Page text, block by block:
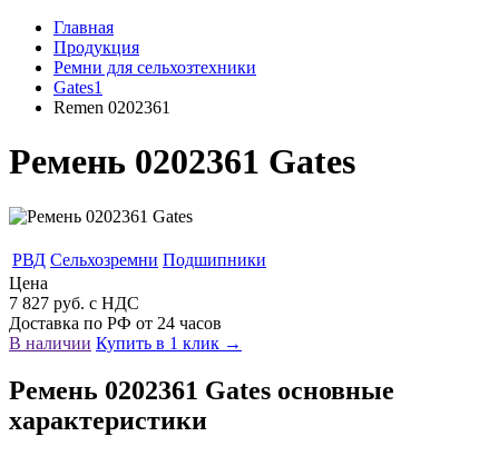
Главная
Продукция
Ремни для сельхозтехники
Gates1
Remen 0202361
Ремень 0202361 Gates
РВД Сельхозремни Подшипники
Цена
7 827 руб. с НДС
Доставка по РФ от 24 часов
В наличии Купить в 1 клик →
Ремень 0202361 Gates основные
характеристики